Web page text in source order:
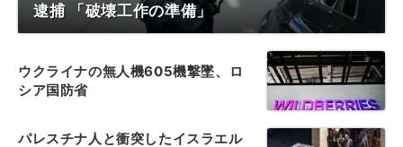
逮捕 「破壊工作の準備」
ウクライナの無人機605機撃墜、ロ
シア国防省
パレスチナ人と衝突したイスラエル